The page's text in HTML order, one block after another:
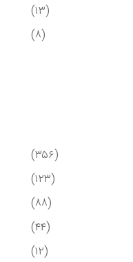
(۱۳)
(۸)
(۳۵۶)
(۱۲۳)
(۸۸)
(۴۴)
(۱۲)